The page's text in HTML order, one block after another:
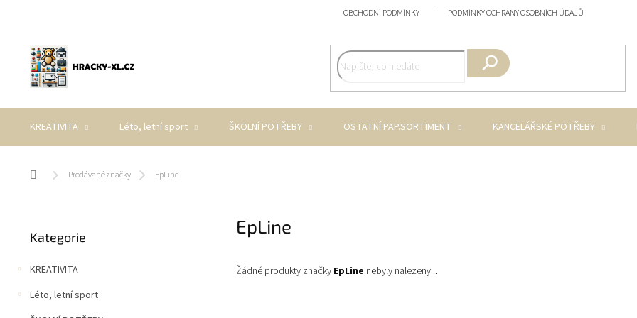
OBCHODNÍ PODMÍNKY PODMÍNKY OCHRANY OSOBNÍCH ÚDAJŮ
KREATIVITA Léto, letní sport ŠKOLNÍ POTŘEBY OSTATNÍ PAP.SORTIMENT KANCELÁŘSKÉ POTŘEBY
Domů Prodávané značky EpLine
s
r
a
kategorie
Kategorie
KREATIVITA
Léto, letní sport
EpLine
Žádné produkty značky EpLine nebyly nalezeny...